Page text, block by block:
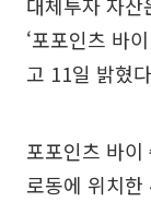
‘포포인츠 바
고 11일 밝혔
포포인츠 바
로동에 위치